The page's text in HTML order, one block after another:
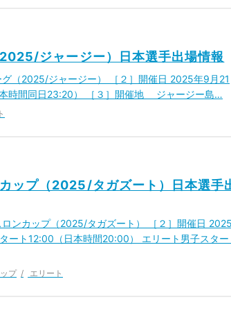
ジャージー）日本選手出場情報
グ（2025/ジャージー） ［２］開催日 2025年9月21
時間同日23:20） ［３］開催地 ジャージー島…
ップ（2025/タガズート）日本選手
ロンカップ（2025/タガズート） ［２］開催日 2025
ート12:00（日本時間20:00） エリート男子スター
プ エリート